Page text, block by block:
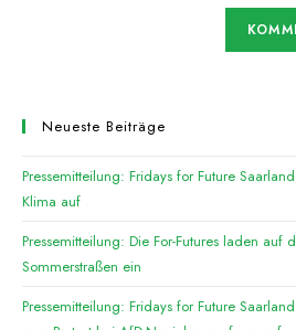
Neueste Beiträge
Pressemitteilung: Fridays for Future
Klima auf
Pressemitteilung: Die For-Futures laden auf
Sommerstraßen ein
Pressemitteilung: Fridays for Future